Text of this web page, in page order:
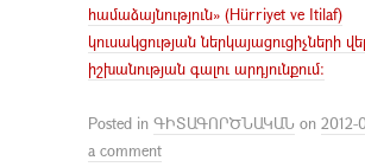
համաձայնություն» (Hürriyet ve Itilaf)
կուսակցության ներկայացուցիչների
իշխանության գալու արդյունքում:
Posted in ԳԻՏԱԳՈՐԾՆԱԿԱՆ on 2012-
a comment